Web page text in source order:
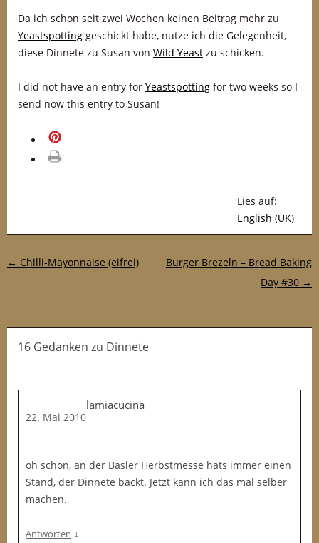
Da ich schon seit zwei Wochen keinen Beitrag mehr zu
Yeastspotting geschickt habe, nutze ich die Gelegenheit,
diese Dinnete zu Susan von Wild Yeast zu schicken.
I did not have an entry for Yeastspotting for two weeks so I
send now this entry to Susan!
Lies auf:
English (UK)
Post-Navigation
← Chilli-Mayonnaise (eifrei)
Burger Brezeln – Bread Baking
Day #30 →
16 Gedanken zu Dinnete
lamiacucina
22. Mai 2010
oh schön, an der Basler Herbstmesse hats immer einen
Stand, der Dinnete bäckt. Jetzt kann ich das mal selber
machen.
Antworten ↓